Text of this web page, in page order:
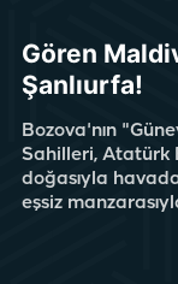
Gören
Şanlıurfa!
Bozova'nın
Sahilleri, Atatürk
doğasıyla
eşsiz